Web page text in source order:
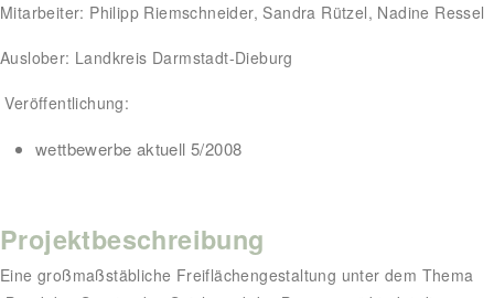
Mitarbeiter: Philipp Riemschneider, Sandra Rützel, Nadine Ressel
Auslober: Landkreis Darmstadt-Dieburg
Veröffentlichung:
wettbewerbe aktuell 5/2008
Projektbeschreibung
Eine großmaßstäbliche Freiflächengestaltung unter dem Thema